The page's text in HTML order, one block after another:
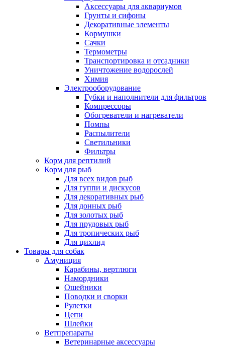
Аксессуары для аквариумов
Грунты и сифоны
Декоративные элементы
Кормушки
Сачки
Термометры
Транспортировка и отсадники
Уничтожение водорослей
Химия
Электрооборудование
Губки и наполнители для фильтров
Компрессоры
Обогреватели и нагреватели
Помпы
Распылители
Светильники
Фильтры
Корм для рептилий
Корм для рыб
Для всех видов рыб
Для гуппи и дискусов
Для декоративных рыб
Для донных рыб
Для золотых рыб
Для прудовых рыб
Для тропических рыб
Для цихлид
Товары для собак
Амуниция
Карабины, вертлюги
Намордники
Ошейники
Поводки и сворки
Рулетки
Цепи
Шлейки
Ветпрепараты
Ветеринарные аксессуары